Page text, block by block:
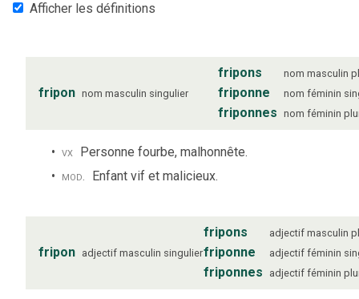
Afficher les définitions
fripon nom masculin singulier
fripons nom masculin
friponne nom féminin
friponnes nom féminin
vx Personne fourbe, malhonnête.
mod. Enfant vif et malicieux.
fripon adjectif masculin singulier
fripons adjectif masculin
friponne adjectif féminin
friponnes adjectif féminin